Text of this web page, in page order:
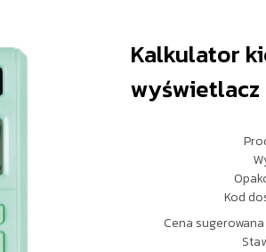
Kalkulator
wyświetlacz
Kod
Cena